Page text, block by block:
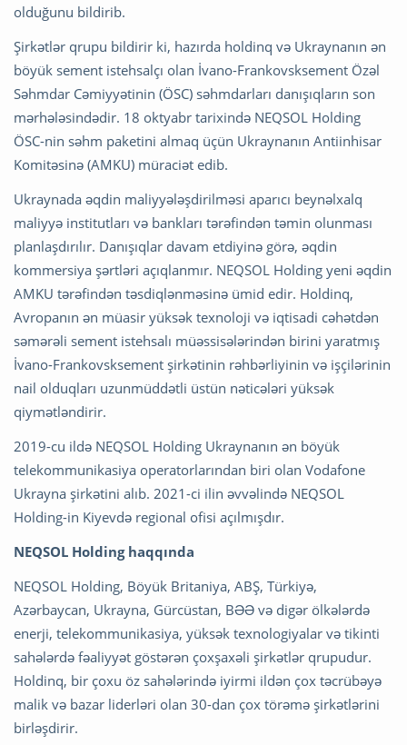
olduğunu bildirib.
Şirkətlər qrupu bildirir ki, hazırda holdinq və Ukraynanın ən
böyük sement istehsalçı olan İvano-Frankovsksement Özəl
Səhmdar Cəmiyyətinin (ÖSC) səhmdarları danışıqların son
mərhələsindədir. 18 oktyabr tarixində NEQSOL Holding
ÖSC-nin səhm paketini almaq üçün Ukraynanın Antiinhisar
Komitəsinə (AMKU) müraciət edib.
Ukraynada əqdin maliyyələşdirilməsi aparıcı beynəlxalq
maliyyə institutları və bankları tərəfindən təmin olunması
planlaşdırılır. Danışıqlar davam etdiyinə görə, əqdin
kommersiya şərtləri açıqlanmır. NEQSOL Holding yeni əqdin
AMKU tərəfindən təsdiqlənməsinə ümid edir. Holdinq,
Avropanın ən müasir yüksək texnoloji və iqtisadi cəhətdən
səmərəli sement istehsalı müəssisələrindən birini yaratmış
İvano-Frankovsksement şirkətinin rəhbərliyinin və işçilərinin
nail olduqları uzunmüddətli üstün nəticələri yüksək
qiymətləndirir.
2019-cu ildə NEQSOL Holding Ukraynanın ən böyük
telekommunikasiya operatorlarından biri olan Vodafone
Ukrayna şirkətini alıb. 2021-ci ilin əvvəlində NEQSOL
Holding-in Kiyevdə regional ofisi açılmışdır.
NEQSOL Holding haqqında
NEQSOL Holding, Böyük Britaniya, ABŞ, Türkiyə,
Azərbaycan, Ukrayna, Gürcüstan, BƏƏ və digər ölkələrdə
enerji, telekommunikasiya, yüksək texnologiyalar və tikinti
sahələrdə fəaliyyət göstərən çoxşaxəli şirkətlər qrupudur.
Holdinq, bir çoxu öz sahələrində iyirmi ildən çox təcrübəyə
malik və bazar liderləri olan 30-dan çox törəmə şirkətlərini
birləşdirir.